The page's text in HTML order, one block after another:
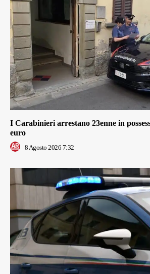
I Carabinieri arrestano 23enne in
euro
8 Agosto 2026 7:32